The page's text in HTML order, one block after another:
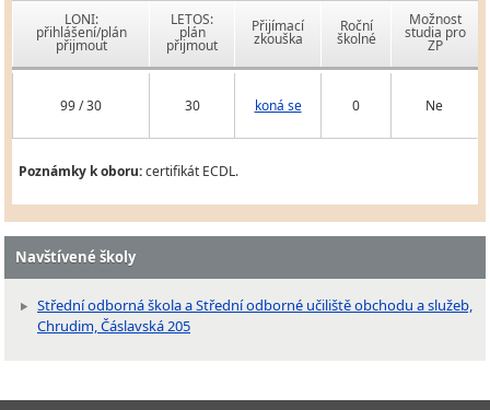
LONI:
přihlášení/plán
přijmout
LETOS:
plán
přijmout
Přijímací
zkouška
Roční
školné
Možnost
studia pro
ZP
99 / 30 30 koná se 0 Ne
Poznámky k oboru:certifikát ECDL.
Navštívené školy
Střední odborná škola a Střední odborné učiliště obchodu a služeb,
Chrudim, Čáslavská 205